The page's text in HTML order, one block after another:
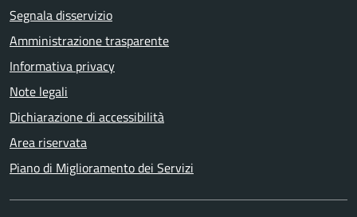
Segnala disservizio
Amministrazione trasparente
Informativa privacy
Note legali
Dichiarazione di accessibilità
Area riservata
Piano di Miglioramento dei Servizi